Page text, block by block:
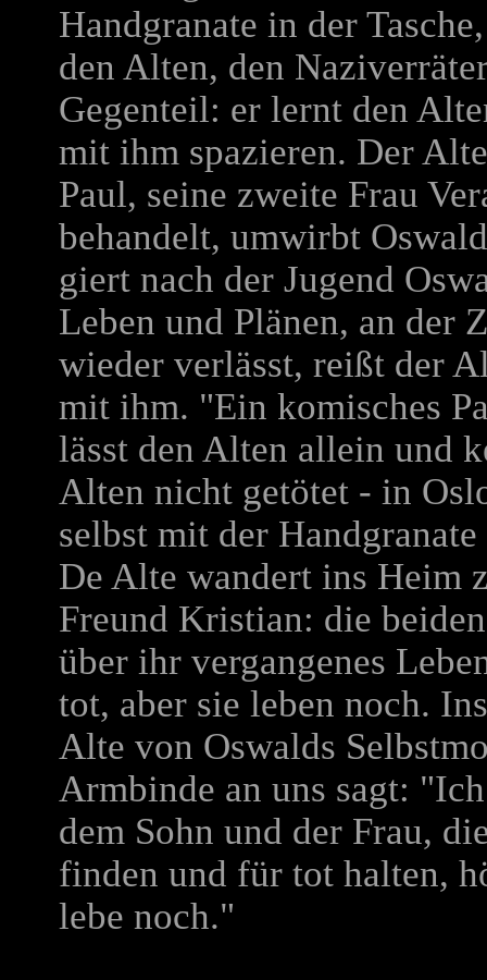
Handgranate in der
den Alten, den
Gegenteil: er lernt den
mit ihm spazieren. Der
Paul, seine zweite Frau
behandelt, umwirbt
giert nach der Jugend
Leben und Plänen, an der
wieder verlässt, reißt der
mit ihm. "Ein komisches
lässt den Alten allein und
Alten nicht getötet - in
selbst mit der
De Alte wandert ins Heim
Freund Kristian: die
über ihr vergangenes
tot, aber sie leben noch.
Alte von Oswalds
Armbinde an uns sagt:
dem Sohn und der Frau,
finden und für tot halten,
lebe noch."